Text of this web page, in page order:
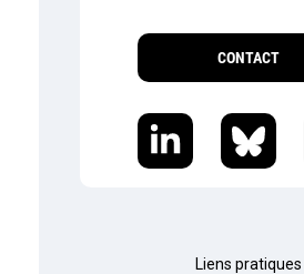
CONTACT
Liens pratiques